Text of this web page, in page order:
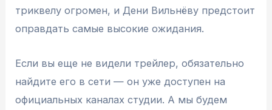
триквелу огромен, и Дени Вильнёву предстоит
оправдать самые высокие ожидания.
Если вы еще не видели трейлер, обязательно
найдите его в сети — он уже доступен на
официальных каналах студии. А мы будем